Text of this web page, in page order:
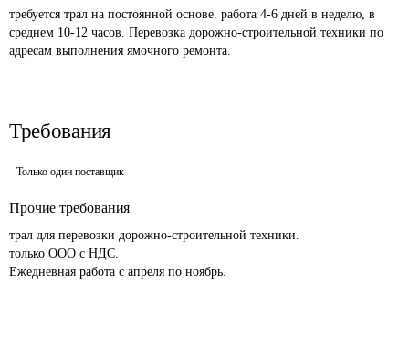
требуется трал на постоянной основе. работа 4-6 дней в неделю, в
среднем 10-12 часов. Перевозка дорожно-строительной техники по
адресам выполнения ямочного ремонта.
Требования
Только один поставщик
Прочие требования
трал для перевозки дорожно-строительной техники.
только ООО с НДС.
Ежедневная работа с апреля по ноябрь.